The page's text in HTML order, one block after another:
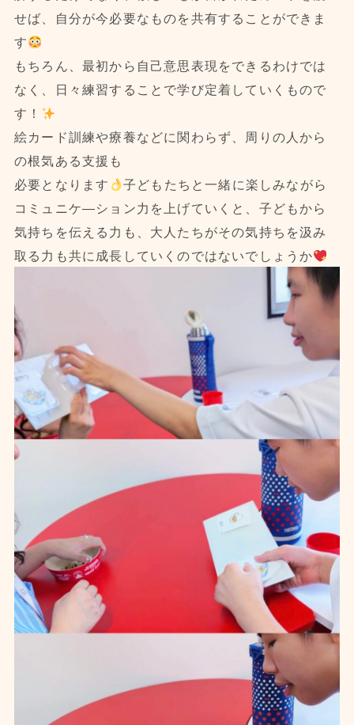
せば、自分が今必要なものを共有することができま
す
もちろん、最初から自己意思表現をできるわけでは
なく、日々練習することで学び定着していくもので
す！
絵カード訓練や療養などに関わらず、周りの人から
の根気ある支援も
必要となります
子どもたちと一緒に楽しみながら
コミュニケ―ション力を上げていくと、子どもから
気持ちを伝える力も、大人たちがその気持ちを汲み
取る力も共に成長していくのではないでしょうか